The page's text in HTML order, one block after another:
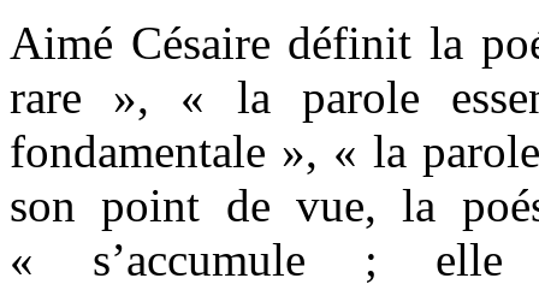
Aimé Césaire définit la
rare », « la parole
fondamentale », « la
son point de vue, la
« s’accumule ; elle